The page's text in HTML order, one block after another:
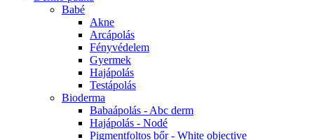
Babé
Akne
Arcápolás
Fényvédelem
Gyermek
Hajápolás
Testápolás
Bioderma
Babaápolás - Abc derm
Hajápolás - Nodé
Pigmentfoltos bőr - White objective